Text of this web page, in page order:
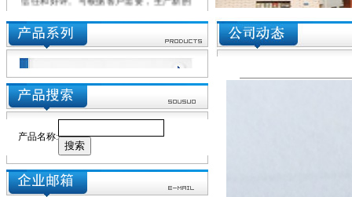
我们本着以"可靠的产品、高质量的服
务、适合的价格"服务于广大客户，希望与
我们的客户一起成长。
产品名称: